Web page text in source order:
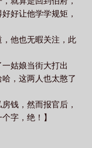
有病！”只是不知道
好让他学学规矩，
他也无暇关注，此
姑娘当街大打出
，这两人也太憨了
钱，然而报官后，
字，绝！】